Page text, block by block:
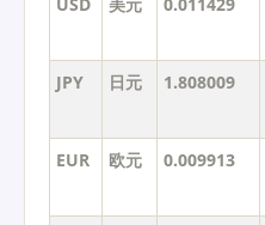
JPY 日元 1.808009
EUR 欧元 0.009913